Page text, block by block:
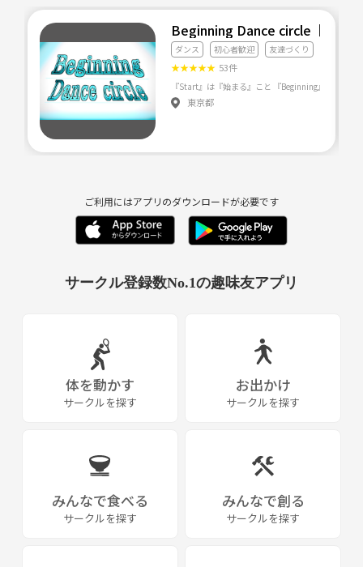
Beginning Dance circle【大人
ダンス 初心者歓迎 友達づくり
★★★★★ 53件
東京都
ご利用にはアプリのダウンロードが必要です
サークル登録数No.1の趣味友アプリ
体を動かす
サークルを探す
お出かけ
サークルを探す
みんなで食べる
サークルを探す
みんなで創る
サークルを探す